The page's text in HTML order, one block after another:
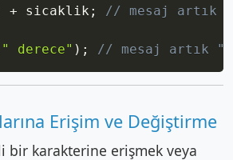
+ sicaklik ; // mesaj artık
" derece" ) ; // mesaj artık
Erişim ve Değiştirme
bir karakterine erişmek veya